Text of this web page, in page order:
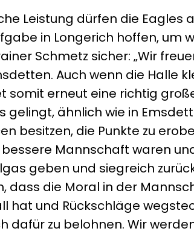
Leistung dürfen die
in Longerich hoffen, um
Schmetz sicher: „Wir
Auch wenn die Halle
somit erneut eine richtig
gelingt, ähnlich wie in
besitzen, die Punkte zu
Mannschaft waren
geben und siegreich
dass die Moral in der
hat und Rückschläge
dafür zu belohnen. Wir